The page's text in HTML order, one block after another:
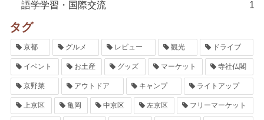
語学学習・国際交流 1
タグ
京都 グルメ レビュー 観光 ドライブ
イベント お土産 グッズ マーケット 寺社仏閣
京野菜 アウトドア キャンプ ライトアップ
上京区 亀岡 中京区 左京区 フリーマーケット